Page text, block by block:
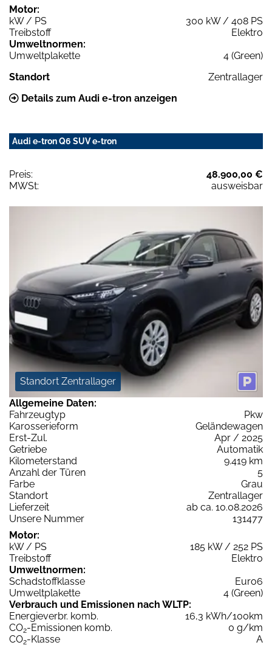
Motor:
kW / PS
300 kW / 408 PS
Treibstoff
Elektro
Umweltnormen:
Umweltplakette
4 (Green)
Standort
Zentrallager
Details zum Audi e-tron anzeigen
Audi e-tron Q6 SUV e-tron
Preis:
48.900,00 €
MWSt:
ausweisbar
Standort Zentrallager
Allgemeine Daten:
Fahrzeugtyp
Pkw
Karosserieform
Geländewagen
Erst-Zul.
Apr / 2025
Getriebe
Automatik
Kilometerstand
9.419 km
Anzahl der Türen
5
Farbe
Grau
Standort
Zentrallager
Lieferzeit
ab ca. 10.08.2026
Unsere Nummer
131477
Motor:
kW / PS
185 kW / 252 PS
Treibstoff
Elektro
Umweltnormen:
Schadstoffklasse
Euro6
Umweltplakette
4 (Green)
Verbrauch und Emissionen nach WLTP:
Energieverbr. komb.
16,3 kWh/100km
CO2-Emissionen komb.
0 g/km
CO2-Klasse A